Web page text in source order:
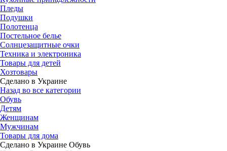
Пледы
Подушки
Полотенца
Постельное белье
Солнцезащитные очки
Техника и электроника
Товары для детей
Хозтовары
Сделано в Украине
Назад во все категории
Обувь
Детям
Женщинам
Мужчинам
Товары для дома
Сделано в Украине Обувь